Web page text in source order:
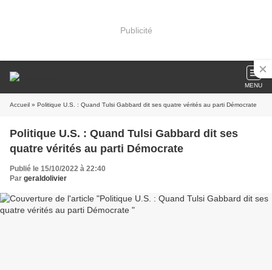
Publicité
MENU
Accueil » Politique U.S. : Quand Tulsi Gabbard dit ses quatre vérités au parti Démocrate
Politique U.S. : Quand Tulsi Gabbard dit ses
quatre vérités au parti Démocrate
Publié le 15/10/2022 à 22:40
Par geraldolivier